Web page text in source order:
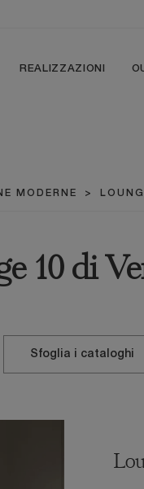
REALIZZAZIONI
MODERNE >
10 di
Sfoglia i cataloghi